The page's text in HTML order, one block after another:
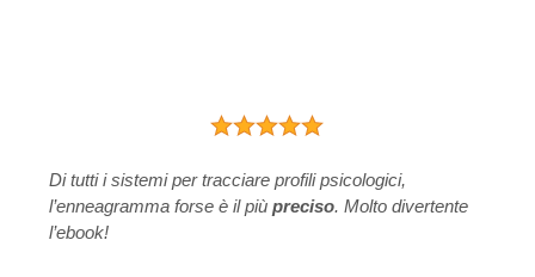
Di tutti i sistemi per tracciare profili psicologici,
l’enneagramma forse è il piùpreciso. Molto divertente
l’ebook!